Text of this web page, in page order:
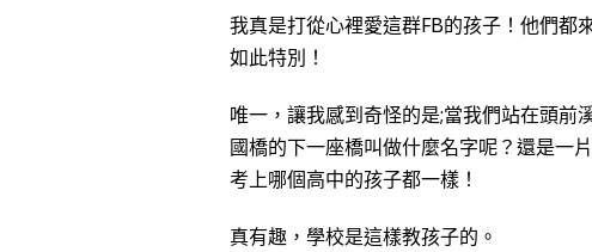
我真是打從心裡愛這群FB的孩子！他們都
如此特別！
唯一，讓我感到奇怪的是;當我們站在頭
國橋的下一座橋叫做什麼名字呢？還是一
考上哪個高中的孩子都一樣！
真有趣，學校是這樣教孩子的。